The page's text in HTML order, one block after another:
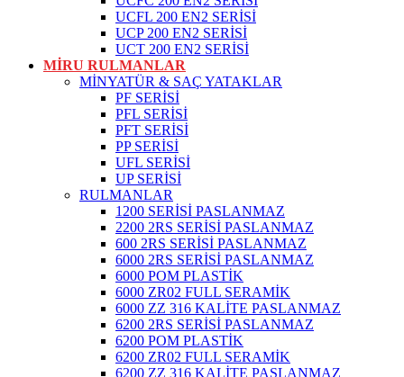
UCFL 200 EN2 SERİSİ
UCP 200 EN2 SERİSİ
UCT 200 EN2 SERİSİ
MİRU RULMANLAR
MİNYATÜR & SAÇ YATAKLAR
PF SERİSİ
PFL SERİSİ
PFT SERİSİ
PP SERİSİ
UFL SERİSİ
UP SERİSİ
RULMANLAR
1200 SERİSİ PASLANMAZ
2200 2RS SERİSİ PASLANMAZ
600 2RS SERİSİ PASLANMAZ
6000 2RS SERİSİ PASLANMAZ
6000 POM PLASTİK
6000 ZR02 FULL SERAMİK
6000 ZZ 316 KALİTE PASLANMAZ
6200 2RS SERİSİ PASLANMAZ
6200 POM PLASTİK
6200 ZR02 FULL SERAMİK
6200 ZZ 316 KALİTE PASLANMAZ